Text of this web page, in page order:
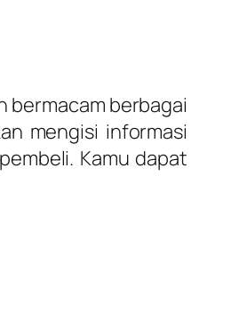
bermacam berbagai
mengisi informasi
Kamu dapat